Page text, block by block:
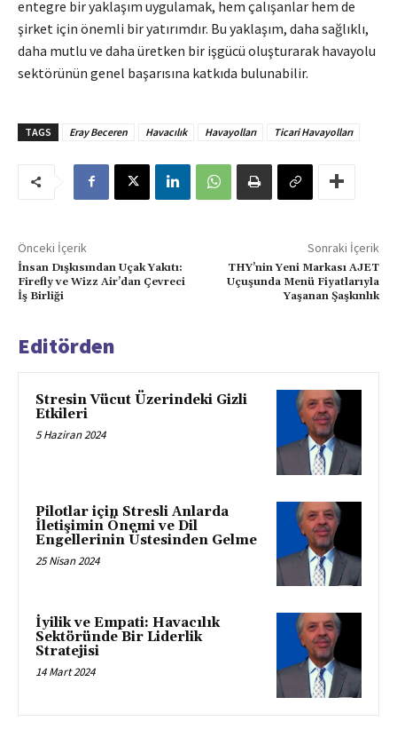
entegre bir yaklaşım uygulamak, hem çalışanlar hem de
şirket için önemli bir yatırımdır. Bu yaklaşım, daha sağlıklı,
daha mutlu ve daha üretken bir işgücü oluşturarak havayolu
sektörünün genel başarısına katkıda bulunabilir.
TAGS Eray Beceren Havacılık Havayolları Ticari Havayolları
Önceki İçerik
İnsan Dışkısından Uçak Yakıtı:
Firefly ve Wizz Air’dan Çevreci
İş Birliği
Sonraki İçerik
THY’nin Yeni Markası AJET
Uçuşunda Menü Fiyatlarıyla
Yaşanan Şaşkınlık
Editörden
Stresin Vücut Üzerindeki Gizli
Etkileri
5 Haziran 2024
Pilotlar için Stresli Anlarda
İletişimin Önemi ve Dil
Engellerinin Üstesinden Gelme
25 Nisan 2024
İyilik ve Empati: Havacılık
Sektöründe Bir Liderlik
Stratejisi
14 Mart 2024